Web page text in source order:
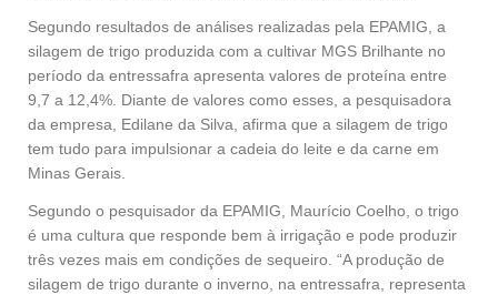
Segundo resultados de análises realizadas pela EPAMIG, a
silagem de trigo produzida com a cultivar MGS Brilhante no
período da entressafra apresenta valores de proteína entre
9,7 a 12,4%. Diante de valores como esses, a pesquisadora
da empresa, Edilane da Silva, afirma que a silagem de trigo
tem tudo para impulsionar a cadeia do leite e da carne em
Minas Gerais.
Segundo o pesquisador da EPAMIG, Maurício Coelho, o trigo
é uma cultura que responde bem à irrigação e pode produzir
três vezes mais em condições de sequeiro. “A produção de
silagem de trigo durante o inverno, na entressafra, representa